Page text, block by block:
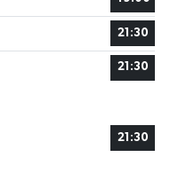
21:30
21:30
21:30